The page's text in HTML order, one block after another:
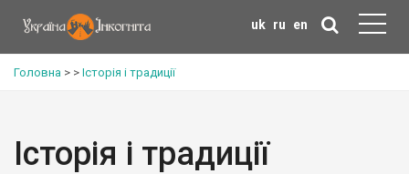
uk ru en
Головна > > Історія і традиції
Історія і традиції